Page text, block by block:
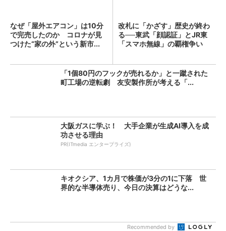
なぜ「屋外エアコン」は10分
で完売したのか コロナが見
つけた“家の外”という新市...
改札に「かざす」歴史が終わ
る──東武「顔認証」とJR東
「スマホ無線」の覇権争い
「1個80円のフックが売れるか」と一蹴された
町工場の逆転劇 友安製作所が考える「...
大阪ガスに学ぶ！ 大手企業が生成AI導入を成
功させる理由
PR(ITmedia エンタープライズ)
キオクシア、1カ月で株価が3分の1に下落 世
界的な半導体売り、今日の決算はどうな...
Recommended by